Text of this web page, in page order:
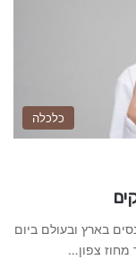
כלכלה
בארץ ובעולם ביום